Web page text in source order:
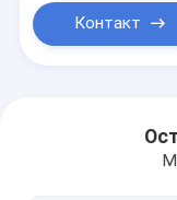
растений
Контакт